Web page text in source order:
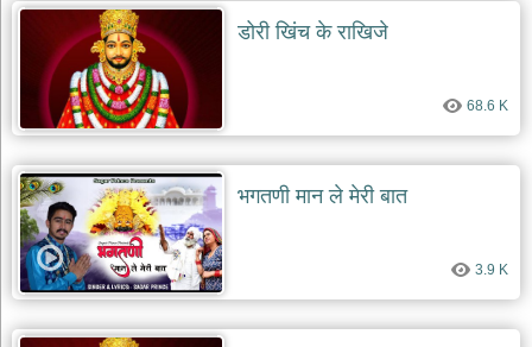
lal
bhajans
शनि
देव
भजन
dev
bhajans
आज
का
भजन
bhajan
day
डोरी खिंच के राखिजे
68.6 K
भगतणी मान ले मेरी बात
3.9 K